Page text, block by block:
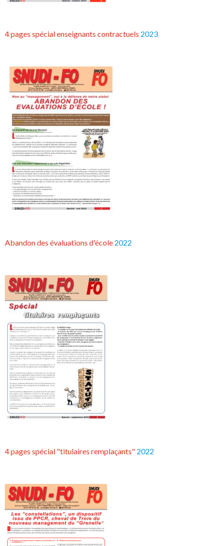
4 pages spécial enseignants contractuels 2023
Abandon des évaluations d'école 2022
4 pages spécial "titulaires remplaçants" 2022